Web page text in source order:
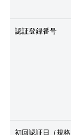
認証登録番号
初回認証日 （規格